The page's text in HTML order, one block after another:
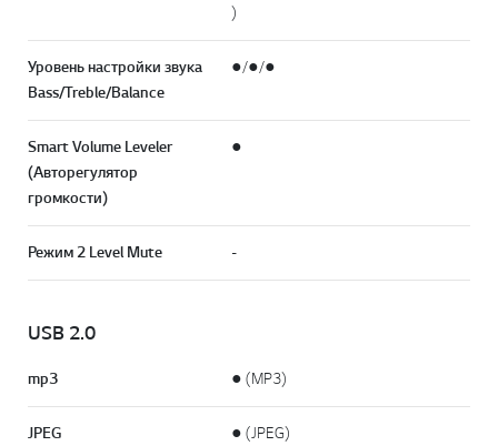
)
Уровень настройки звука
Bass/Treble/Balance
●/●/●
Smart Volume Leveler
(Авторегулятор
громкости)
●
Режим 2 Level Mute -
USB 2.0
mp3 ● (MP3)
JPEG ● (JPEG)